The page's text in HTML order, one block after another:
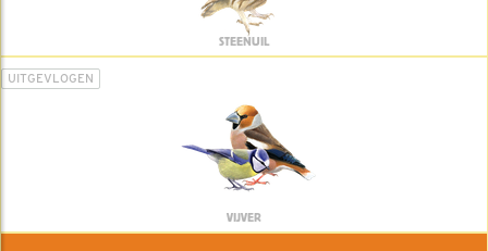
STEENUIL
UITGEVLOGEN
VIJVER